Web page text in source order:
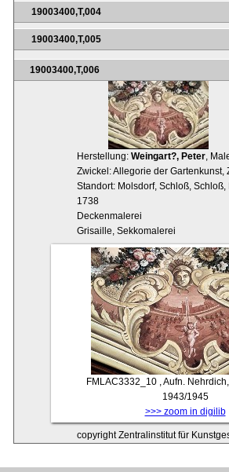
19003400,T,004
19003400,T,005
19003400,T,006
Herstellung: Weingart?, Peter,
Zwickel: Allegorie der Gartenkunst,
Standort: Molsdorf, Schloß, Schloß,
1738
Deckenmalerei
Grisaille, Sekkomalerei
FMLAC3332_10 , Aufn.
1943/1945
>>> zoom in digilib
copyright Zentralinstitut für